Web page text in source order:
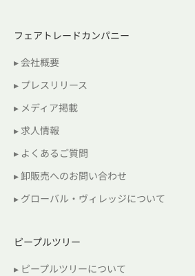
フェアトレードカンパニー
▸ 会社概要
▸ プレスリリース
▸ メディア掲載
▸ 求人情報
▸ よくあるご質問
▸ 卸販売へのお問い合わせ
▸ グローバル・ヴィレッジについて
ピープルツリー
▸ ピープルツリーについて